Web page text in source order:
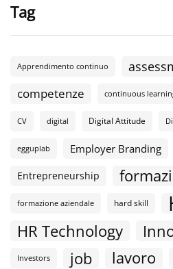
Tag
Apprendimento continuo
competenze continuous
CV digital Digital Attitude
egguplab Employer Branding
Entrepreneurship
formazione aziendale hard skill
HR Technology
Investors job lavoro